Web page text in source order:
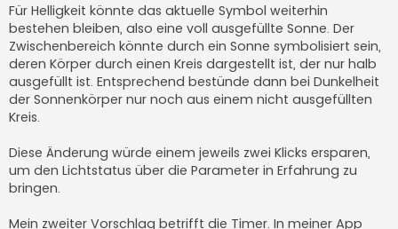
Für Helligkeit könnte das aktuelle Symbol weiterhin
bestehen bleiben, also eine voll ausgefüllte Sonne. Der
Zwischenbereich könnte durch ein Sonne symbolisiert sein,
deren Körper durch einen Kreis dargestellt ist, der nur halb
ausgefüllt ist. Entsprechend bestünde dann bei Dunkelheit
der Sonnenkörper nur noch aus einem nicht ausgefüllten
Kreis.
Diese Änderung würde einem jeweils zwei Klicks ersparen,
um den Lichtstatus über die Parameter in Erfahrung zu
bringen.
Mein zweiter Vorschlag betrifft die Timer. In meiner App